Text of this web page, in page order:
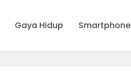
Gaya Hidup Smartphone